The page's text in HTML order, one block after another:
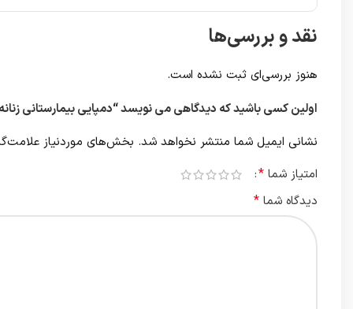
نقد و بررسی‌ها
هنوز بررسی‌ای ثبت نشده است.
اولین کسی باشید که دیدگاهی می نویسد “دمپایی بیمارستانی
نشانی ایمیل شما منتشر نخواهد شد. بخش‌های موردنیاز
امتیاز شما *
دیدگاه شما *